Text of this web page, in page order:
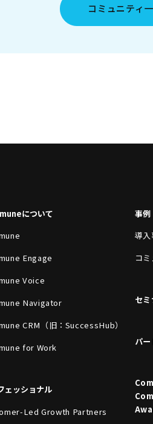
コミュニティ
について
Engage
Voice
Navigator
CRM（旧：SuccessHub）
for Work
ェッショナル
Led Growth Partners
事例
導入
コ
セ
パ